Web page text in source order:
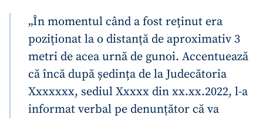
„În momentul când a fost reținut era
poziționat la o distanță de aproximativ 3
metri de acea urnă de gunoi. Accentuează
că încă după ședința de la Judecătoria
Xxxxxxx, sediul Xxxxx din xx.xx.2022, l-a
informat verbal pe denunțător că va